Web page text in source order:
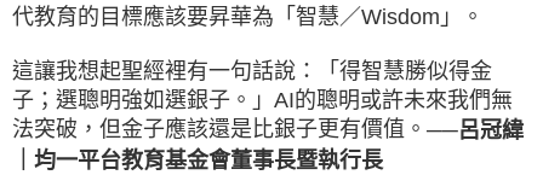
代教育的目標應該要昇華為「智慧／Wisdom」。
這讓我想起聖經裡有一句話說：「得智慧勝似得金
子；選聰明強如選銀子。」AI的聰明或許未來我們無
法突破，但金子應該還是比銀子更有價值。 ──呂冠緯
｜均一平台教育基金會董事長暨執行長